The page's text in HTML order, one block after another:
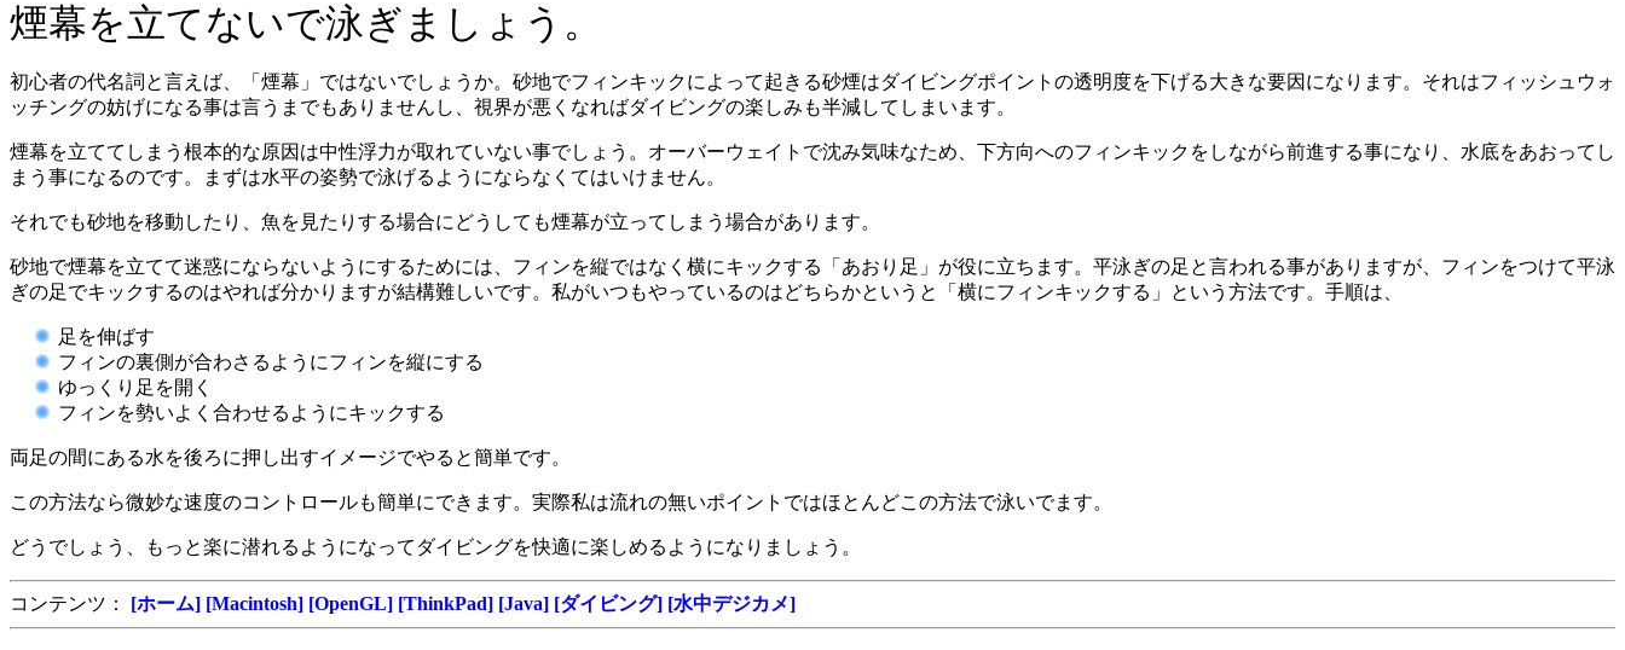
煙幕を立てないで泳ぎましょう。
初心者の代名詞と言えば、「煙幕」ではないでしょうか。砂地でフィンキックによって起きる砂煙はダイビングポイントの透明度を下げる大きな要因になります。それはフィッシュウォ
ッチングの妨げになる事は言うまでもありませんし、視界が悪くなればダイビングの楽しみも半減してしまいます。
煙幕を立ててしまう根本的な原因は中性浮力が取れていない事でしょう。オーバーウェイトで沈み気味なため、下方向へのフィンキックをしながら前進する事になり、水底をあおってし
まう事になるのです。まずは水平の姿勢で泳げるようにならなくてはいけません。
それでも砂地を移動したり、魚を見たりする場合にどうしても煙幕が立ってしまう場合があります。
砂地で煙幕を立てて迷惑にならないようにするためには、フィンを縦ではなく横にキックする「あおり足」が役に立ちます。平泳ぎの足と言われる事がありますが、フィンをつけて平泳
ぎの足でキックするのはやれば分かりますが結構難しいです。私がいつもやっているのはどちらかというと「横にフィンキックする」という方法です。手順は、
足を伸ばす
フィンの裏側が合わさるようにフィンを縦にする
ゆっくり足を開く
フィンを勢いよく合わせるようにキックする
両足の間にある水を後ろに押し出すイメージでやると簡単です。
この方法なら微妙な速度のコントロールも簡単にできます。実際私は流れの無いポイントではほとんどこの方法で泳いでます。
どうでしょう、もっと楽に潜れるようになってダイビングを快適に楽しめるようになりましょう。
コンテンツ： [ホーム] [Macintosh] [OpenGL] [ThinkPad] [Java] [ダイビング] [水中デジカメ]